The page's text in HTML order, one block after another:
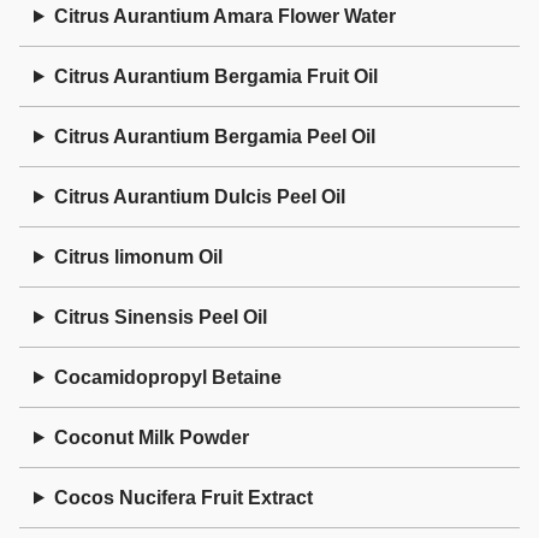
Citrus Aurantium Amara Flower Water
Citrus Aurantium Bergamia Fruit Oil
Citrus Aurantium Bergamia Peel Oil
Citrus Aurantium Dulcis Peel Oil
Citrus limonum Oil
Citrus Sinensis Peel Oil
Cocamidopropyl Betaine
Coconut Milk Powder
Cocos Nucifera Fruit Extract